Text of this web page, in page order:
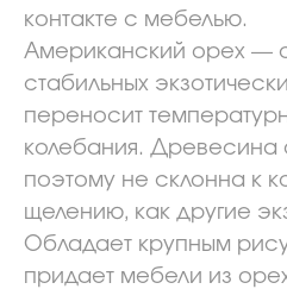
контакте с мебелью.
Американский орех —
стабильных
переносит
колебания. Древесина
поэтому не склонна к
щелению, как другие
Обладает крупным
придает мебели из